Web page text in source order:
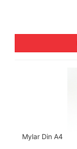
Mylar Din A4